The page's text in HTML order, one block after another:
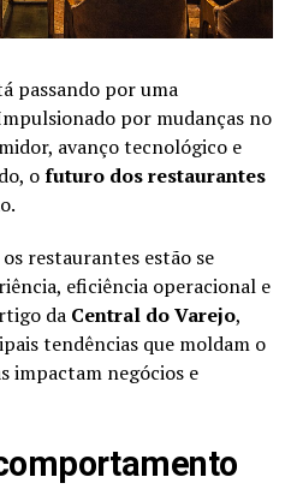
passando por uma
por mudanças no
avanço tecnológico e
ofuturo dos restaurantes
restaurantes estão se
eficiência operacional e
da Central do Varejo,
tendências que moldam o
impactam negócios e